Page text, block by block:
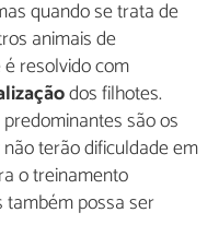
quando se trata de
animais de
resolvido com
dos filhotes.
são os
terão dificuldade em
o treinamento
também possa ser